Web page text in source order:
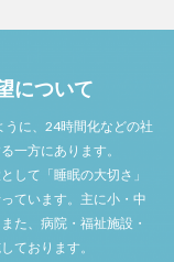
について
に、24時間化などの社
一方にあります。
して「睡眠の大切さ」
ています。主に小・中
た、病院・福祉施設・
ております。